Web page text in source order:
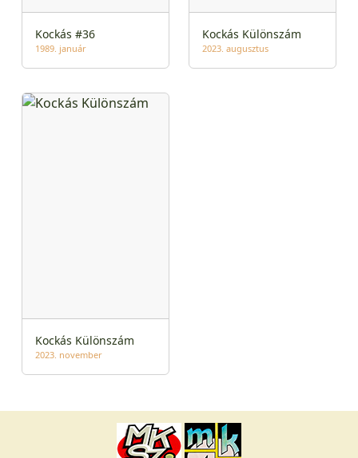
Kockás #36
1989. január
Kockás Különszám
2023. augusztus
Kockás Különszám
2023. november